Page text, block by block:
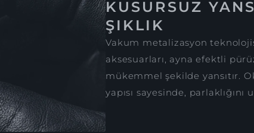
KUSURSUZ
ŞIKLIK
Vakum metalizasyon
aksesuarları, ayna efektli
mükemmel şekilde yansıtır.
yapısı sayesinde,